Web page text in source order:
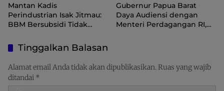
Mantan Kadis
Perindustrian Isak Jitmau:
BBM Bersubsidi Tidak
Distribusi Perlu Diperkuat
Gubernur Papua Barat
Daya Audiensi dengan
Menteri Perdagangan RI,
Indonesia
Tinggalkan Balasan
Alamat email Anda tidak akan dipublikasikan.Ruas yang wajib
ditandai *